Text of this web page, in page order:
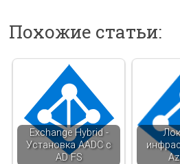
Похожие статьи:
Exchange Hybrid -
Установка AADC с
AD FS